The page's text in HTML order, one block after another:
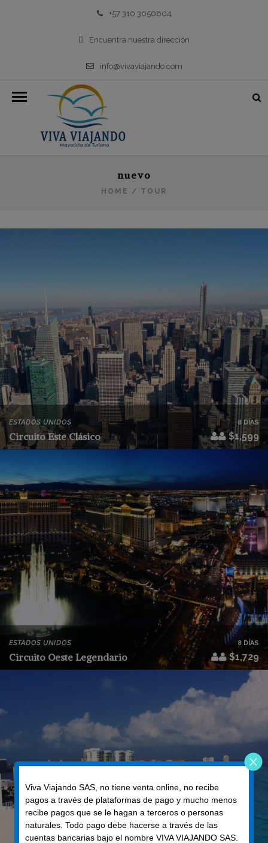
+57 310 3050604
Encuentra nuestra dirección
info@vivaviajando.com
nuevo
HOME / TOUR
ESTADOS UNIDOS
Circuito Este Clásico
8 DÍAS
$1,599
ESTADOS UNIDOS
Circuito Oeste Legendario
8 DÍAS
$1,729
Viva Viajando SAS, no tiene venta online, no recibe
pagos a través de plataformas de pago y mucho menos
recibe pagos que se le hagan a terceros o personas
naturales. Todo pago debe hacerse a través de las
cuentas bancarias bajo el nombre VIVA VIAJANDO SAS.